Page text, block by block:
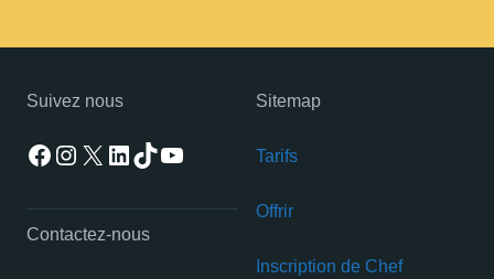
Suivez nous
Facebook
Instagram
X LinkedIn
TikTokYouTube
Contactez-nous
Sitemap
Tarifs
Offrir
Inscription de Chef